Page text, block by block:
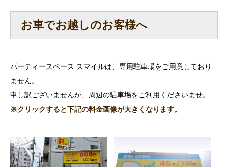
お車でお越しのお客様へ
パーティースペース スマイルは、専用駐車場をご用意しており
ません。
申し訳ございませんが、周辺の駐車場をご利用くださいませ。
※クリックすると下記の料金画像が大きくなります。